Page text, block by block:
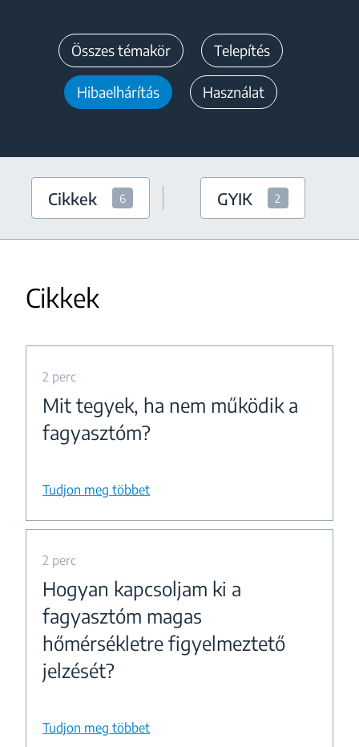
Összes témakör Telepítés
Hibaelhárítás Használat
Cikkek 6 GYIK 2
Cikkek
2 perc
Mit tegyek, ha nem működik a
fagyasztóm?
Tudjon meg többet
2 perc
Hogyan kapcsoljam ki a
fagyasztóm magas
hőmérsékletre figyelmeztető
jelzését?
Tudjon meg többet